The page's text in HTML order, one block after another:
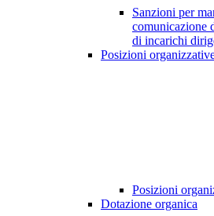
Sanzioni per
comunicazione
di incarichi
Posizioni
Posizioni
Dotazione organica